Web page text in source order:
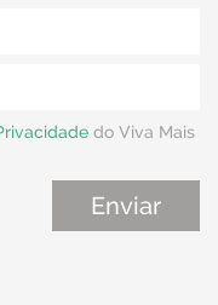
do Viva Mais